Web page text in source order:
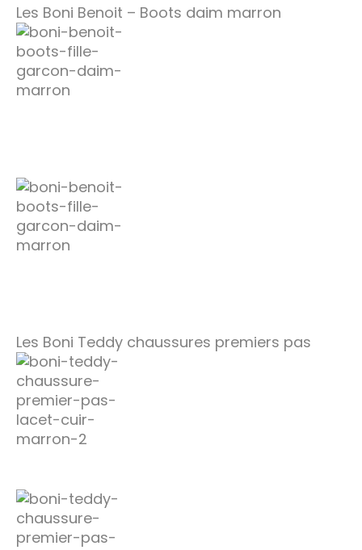
Les Boni Benoit – Boots daim marron
Les Boni Teddy chaussures premiers pas